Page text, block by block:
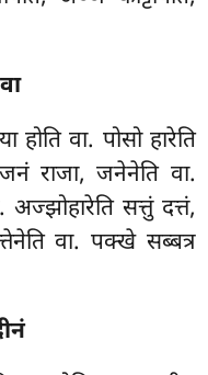
होति वा. पोसो हारेति
राजा, जनेनेति वा.
सत्तुं दत्तं,
वा. पक्खे सब्बत्र